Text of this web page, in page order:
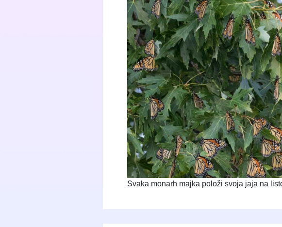
Svaka monarh majka položi svoja jaja na